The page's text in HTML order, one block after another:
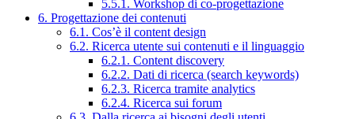
5.5.1. Workshop di co-progettazione
6. Progettazione dei contenuti
6.1. Cos’è il content design
6.2. Ricerca utente sui contenuti e il linguaggio
6.2.1. Content discovery
6.2.2. Dati di ricerca (search keywords)
6.2.3. Ricerca tramite analytics
6.2.4. Ricerca sui forum